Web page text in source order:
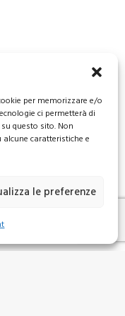
per memorizzare e/o
ci permetterà di
questo sito. Non
caratteristiche e
le preferenze
Friday,